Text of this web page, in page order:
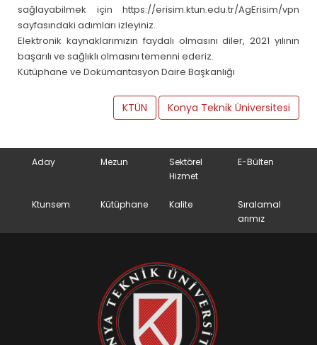
sağlayabilmek için https://erisim.ktun.edu.tr/AgErisim/vpn
sayfasındaki adımları izleyiniz.
Elektronik kaynaklarımızın faydalı olmasını diler, 2021 yılının
başarılı ve sağlıklı olmasını temenni ederiz.
Kütüphane ve Dokümantasyon Daire Başkanlığı
KTÜN Konya Teknik Üniversitesi
Aday Mezun
Sektörel
Hizmet
E-Bülten
Ktunsem Kütüphane Kalite
Sıralamal
arımız